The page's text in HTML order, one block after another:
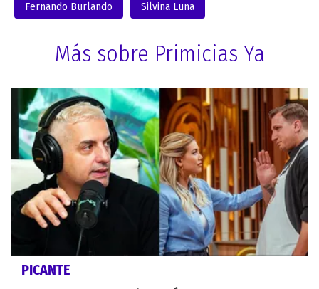
Fernando Burlando Silvina Luna
Más sobre Primicias Ya
PICANTE